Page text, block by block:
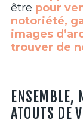
être pour
notoriété,
images
trouver de
ENSEMBLE,
ATOUTS DE